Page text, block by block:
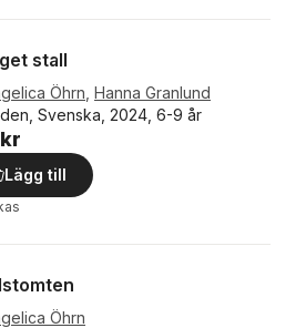
stall
Öhrn Hanna Granlund
Svenska, 2024, 6-9 år
Lägg till
Öhrn